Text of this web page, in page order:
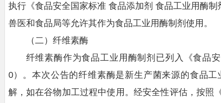
执行《食品安全国家标准 食品添加剂 食品工业用酶
兽医和食品局等允许其作为食品工业用酶制剂使用。
（二）纤维素酶
纤维素酶作为食品工业用酶制剂已列入《食品
0）。本次公告的纤维素酶是新生产菌来源的食品
解，如在谷物加工过程中使用。经安全性评估，按照